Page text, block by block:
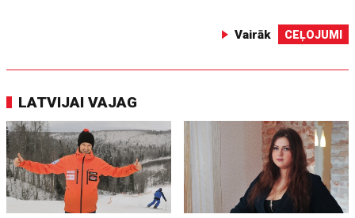
Vairāk CEĻOJUMI
LATVIJAI VAJAG